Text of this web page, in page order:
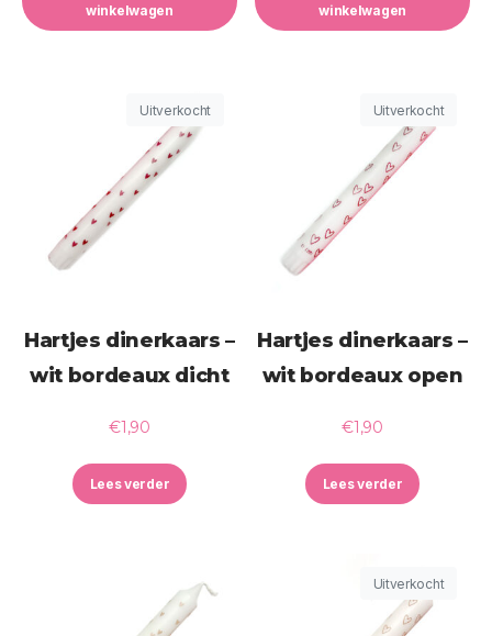
winkelwagen
winkelwagen
Uitverkocht
Hartjes dinerkaars –
wit bordeaux dicht
€1,90
Lees verder
Uitverkocht
Hartjes dinerkaars –
wit bordeaux open
€1,90
Lees verder
Uitverkocht